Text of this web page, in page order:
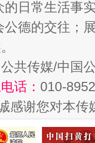
的日常生活事
德的交往；
共传媒/中国
话： 010-
感谢您对本